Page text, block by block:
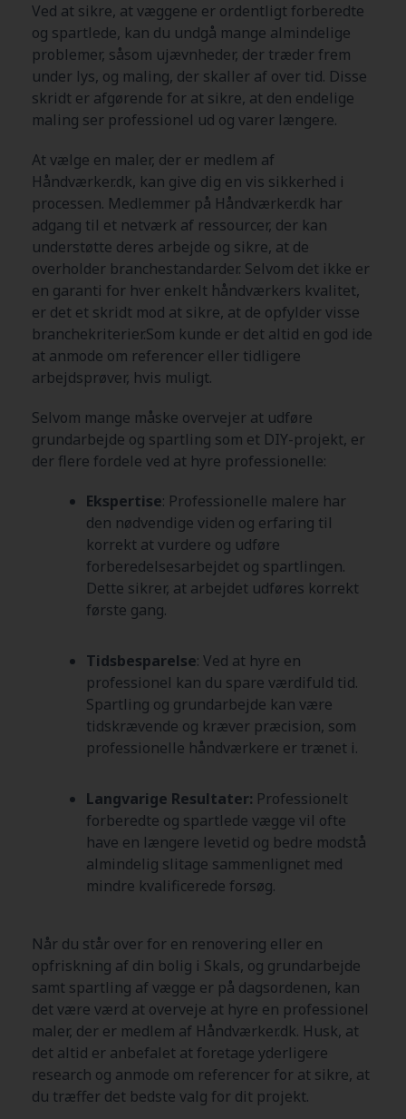
Ved at sikre, at væggene er ordentligt forberedte
og spartlede, kan du undgå mange almindelige
problemer, såsom ujævnheder, der træder frem
under lys, og maling, der skaller af over tid. Disse
skridt er afgørende for at sikre, at den endelige
maling ser professionel ud og varer længere.
At vælge en maler, der er medlem af
Håndværker.dk, kan give dig en vis sikkerhed i
processen. Medlemmer på Håndværker.dk har
adgang til et netværk af ressourcer, der kan
understøtte deres arbejde og sikre, at de
overholder branchestandarder. Selvom det ikke er
en garanti for hver enkelt håndværkers kvalitet,
er det et skridt mod at sikre, at de opfylder visse
branchekriterier.Som kunde er det altid en god ide
at anmode om referencer eller tidligere
arbejdsprøver, hvis muligt.
Selvom mange måske overvejer at udføre
grundarbejde og spartling som et DIY-projekt, er
der flere fordele ved at hyre professionelle:
Ekspertise: Professionelle malere har
den nødvendige viden og erfaring til
korrekt at vurdere og udføre
forberedelsesarbejdet og spartlingen.
Dette sikrer, at arbejdet udføres korrekt
første gang.
Tidsbesparelse: Ved at hyre en
professionel kan du spare værdifuld tid.
Spartling og grundarbejde kan være
tidskrævende og kræver præcision, som
professionelle håndværkere er trænet i.
Langvarige Resultater: Professionelt
forberedte og spartlede vægge vil ofte
have en længere levetid og bedre modstå
almindelig slitage sammenlignet med
mindre kvalificerede forsøg.
Når du står over for en renovering eller en
opfriskning af din bolig i Skals, og grundarbejde
samt spartling af vægge er på dagsordenen, kan
det være værd at overveje at hyre en professionel
maler, der er medlem af Håndværker.dk. Husk, at
det altid er anbefalet at foretage yderligere
research og anmode om referencer for at sikre, at
du træffer det bedste valg for dit projekt.